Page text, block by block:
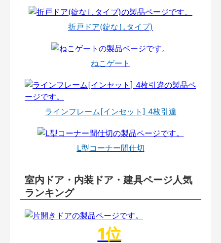
折戸ドア(錠なしタイプ)
ねこゲート
ラインフレーム[インセット] 4枚引違
L型コーナー間仕切
室内ドア・内装ドア・建具ページ人気
ランキング